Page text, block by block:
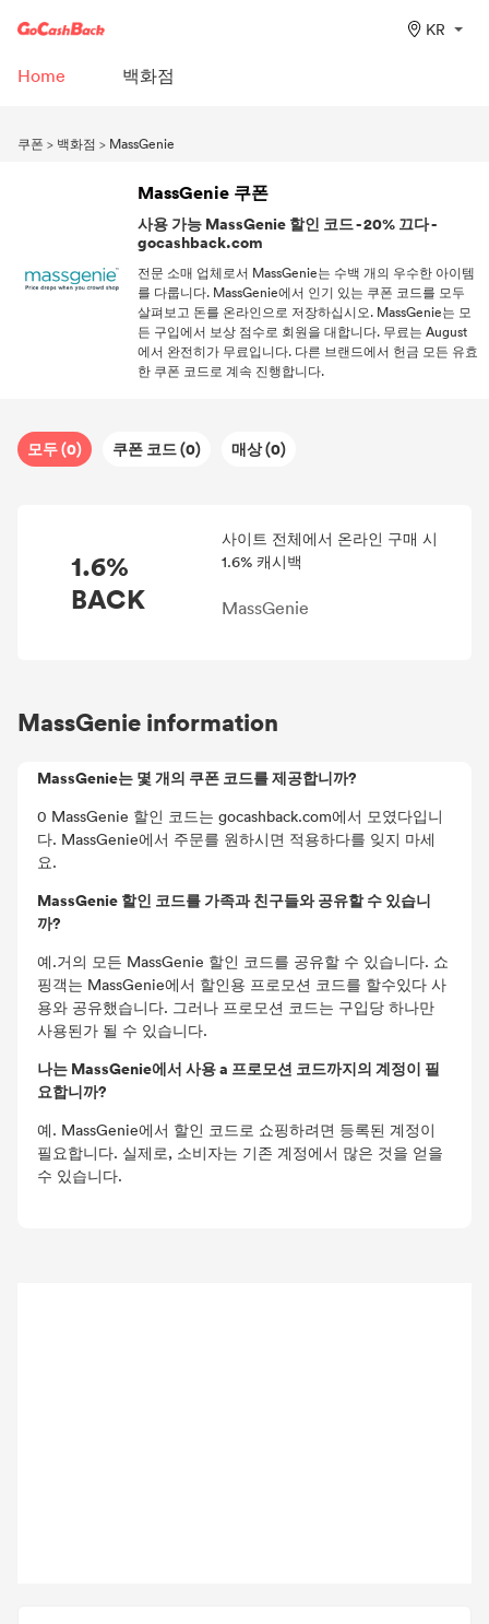
KR
Home 백화점
쿠폰 > 백화점 > MassGenie
MassGenie 쿠폰
사용 가능 MassGenie 할인 코드 - 20% 끄다 -
gocashback.com
전문 소매 업체로서 MassGenie는 수백 개의 우수한 아이템
를 다룹니다. MassGenie에서 인기 있는 쿠폰 코드를 모두
살펴보고 돈를 온라인으로 저장하십시오. MassGenie는 모
든 구입에서 보상 점수로 회원을 대합니다. 무료는 August
에서 완전히가 무료입니다. 다른 브랜드에서 헌금 모든 유효
한 쿠폰 코드로 계속 진행합니다.
모두 (0) 쿠폰 코드 (0) 매상 (0)
1.6%
BACK
사이트 전체에서 온라인 구매 시
1.6% 캐시백
MassGenie
MassGenie information
MassGenie는 몇 개의 쿠폰 코드를 제공합니까?
0 MassGenie 할인 코드는 gocashback.com에서 모였다입니
다. MassGenie에서 주문를 원하시면 적용하다를 잊지 마세
요.
MassGenie 할인 코드를 가족과 친구들와 공유할 수 있습니
까?
예.거의 모든 MassGenie 할인 코드를 공유할 수 있습니다. 쇼
핑객는 MassGenie에서 할인용 프로모션 코드를 할수있다 사
용와 공유했습니다. 그러나 프로모션 코드는 구입당 하나만
사용된가 될 수 있습니다.
나는 MassGenie에서 사용 a 프로모션 코드까지의 계정이 필
요합니까?
예. MassGenie에서 할인 코드로 쇼핑하려면 등록된 계정이
필요합니다. 실제로, 소비자는 기존 계정에서 많은 것을 얻을
수 있습니다.